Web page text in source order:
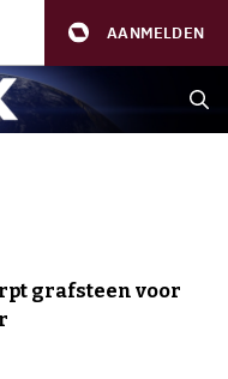
AANMELDEN
grafsteen voor